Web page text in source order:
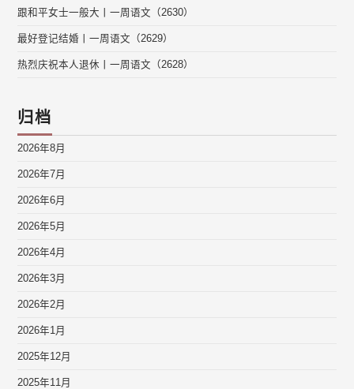
跟和平女士一般大丨一周语文（2630）
最好登记结婚丨一周语文（2629）
热烈庆祝本人退休丨一周语文（2628）
归档
2026年8月
2026年7月
2026年6月
2026年5月
2026年4月
2026年3月
2026年2月
2026年1月
2025年12月
2025年11月